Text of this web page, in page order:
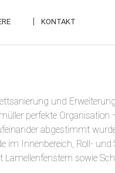
KONTAKT
und
perfekte
abgestimmt
im Innenbereich, Roll- und
sowie